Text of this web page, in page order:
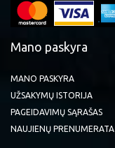
Mano paskyra
MANO PASKYRA
UŽSAKYMŲ ISTORIJA
PAGEIDAVIMŲ SĄRAŠAS
NAUJIENŲ PRENUMERATA